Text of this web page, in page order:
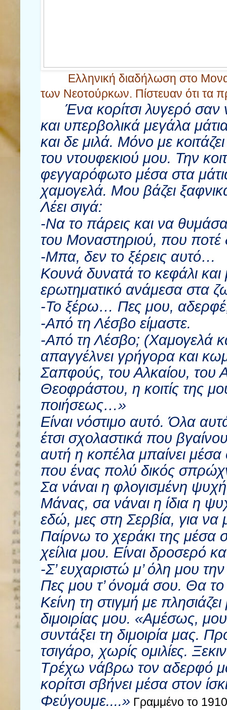
Ελληνική διαδήλωση στο
των Νεοτούρκων. Πίστευαν ότι τα
Ένα κορίτσι λυγερό σαν
και υπερβολικά μεγάλα
και δε μιλά. Μόνο με
του ντουφεκιού μου. Την
φεγγαρόφωτο μέσα στα
χαμογελά. Μου βάζει
Λέει σιγά:
-Να το πάρεις και να
του Μοναστηριού, που ποτέ
-Μπα, δεν το ξέρεις αυτό…
Κουνά δυνατά το κεφάλι
ερωτηματικό ανάμεσα στα
-Το ξέρω… Πες μου,
-Από τη Λέσβο είμαστε.
-Από τη Λέσβο; (Χαμογελά
απαγγέλνει γρήγορα και
Σαπφούς, του Αλκαίου, του
Θεοφράστου, η κοιτίς της
ποιήσεως…»
Είναι νόστιμο αυτό. Όλα
έτσι σχολαστικά που
αυτή η κοπέλα μπαίνει
που ένας πολύ δικός
Σα νάναι η φλογισμένη
Μάνας, σα νάναι η ίδια η
εδώ, μες στη Σερβία, για να
Παίρνω το χεράκι της μέσα
χείλια μου. Είναι δροσερό
-Σ’ ευχαριστώ μ’ όλη μου
Πες μου τ’ όνομά σου. Θα
Κείνη τη στιγμή με
διμοιρίας μου. «Αμέσως, μου
συντάξει τη διμοιρία μας.
τσιγάρο, χωρίς ομιλίες.
Τρέχω νάβρω τον αδερφό
κορίτσι σβήνει μέσα στον
Φεύγουμε....» Γραμμένο το 1910